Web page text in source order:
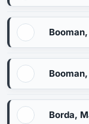
Borda,